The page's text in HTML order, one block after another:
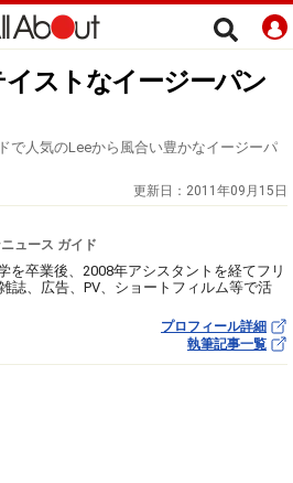
ストなイージーパン
で人気のLeeから風合い豊かなイージーパ
更新日： 2011年09月15日
ュース ガイド
を卒業後、2008年アシスタントを経てフリ
誌、広告、PV、ショートフィルム等で活
プロフィール詳細
執筆記事一覧